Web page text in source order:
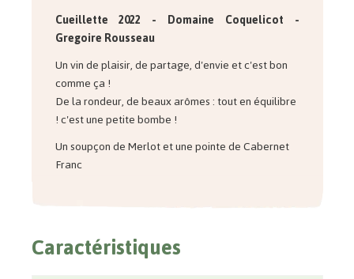
Cueillette 2022 - Domaine Coquelicot -
Gregoire Rousseau
Un vin de plaisir, de partage, d'envie et c'est bon
comme ça !
De la rondeur, de beaux arômes : tout en équilibre
! c'est une petite bombe !
Un soupçon de Merlot et une pointe de Cabernet
Franc
Caractéristiques